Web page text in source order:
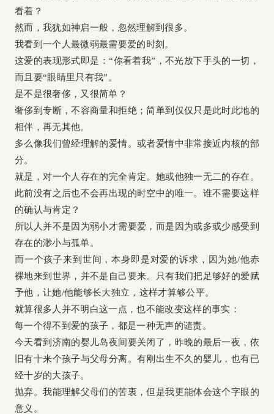
看着？
然而，我犹如神启一般，忽然理解到很多。
我看到一个人最微弱最需要爱的时刻。
这爱的表现形式即是：“你看着我”，不光放下手头的一切，
而且要“眼睛里只有我”。
是不是很奢侈，又很简单？
奢侈到专断，不容商量和拒绝；简单到仅仅只是此时此地的
相伴，再无其他。
多么像我们曾经理解的爱情。或者爱情中非常接近内核的部
分。
就是，对一个人存在的完全肯定。她或他独一无二的存在。
此前没有之后也不会再出现的时空中的唯一。谁不需要这样
的确认与肯定？
所以人并不是因为弱小才需要爱，而是因为或多或少感受到
存在的渺小与孤单。
而一个孩子来到世间，本身即是对爱的诉求，因为她/他赤
裸地来到世界，并不是自己要来。只有我们把足够好的爱赋
予他，让她/他能够长大独立，这样才算够公平。
就算很多人并不明白这一点，也不能改变这样的事实：
每一个得不到爱的孩子，都是一种无声的谴责。
今天看到济南的婴儿岛夜间要关闭了，昨晚的最后一夜，依
旧有十来个孩子与父母分离。有刚出生不久的婴儿，也有已
经十岁的大孩子。
抛弃。我能理解父母们的苦衷，但是我更能体会这个字眼的
意义。